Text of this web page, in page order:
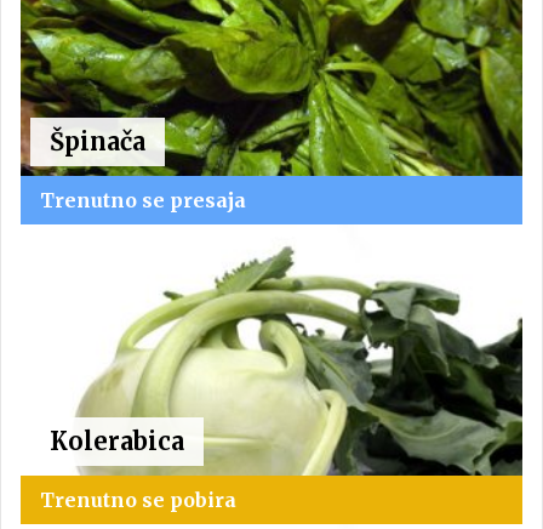
Špinača
Trenutno se presaja
Kolerabica
Trenutno se pobira